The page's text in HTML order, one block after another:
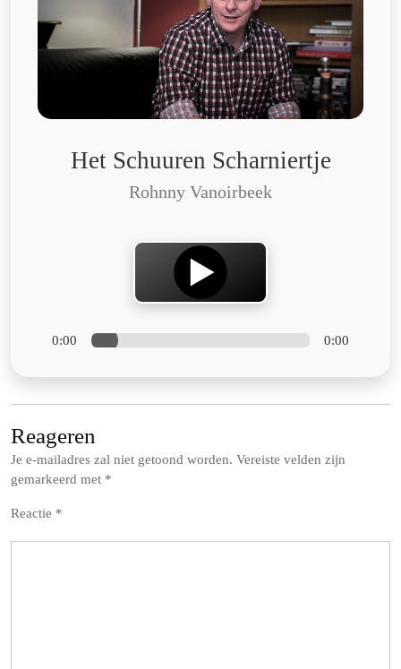
Het Schuuren Scharniertje
Rohnny Vanoirbeek
0:00 0:00
Reageren
Je e-mailadres zal niet getoond worden. Vereiste velden zijn
gemarkeerd met *
Reactie *